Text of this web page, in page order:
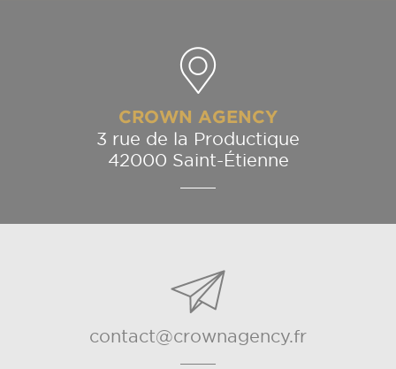
CROWN AGENCY
3 rue de la Productique
42000 Saint-Étienne
contact@crownagency.fr